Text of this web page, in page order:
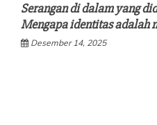
Serangan di dalam yang
Mengapa identitas adalah
Desember 14, 2025